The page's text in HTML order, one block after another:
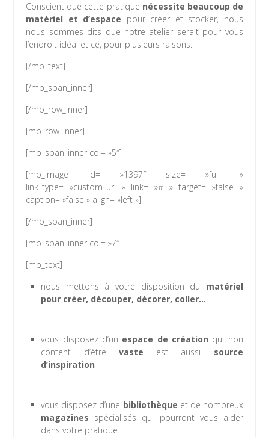
Conscient que cette pratique nécessite beaucoup de
matériel et d’espace pour créer et stocker, nous
nous sommes dits que notre atelier serait pour vous
l’endroit idéal et ce, pour plusieurs raisons:
[/mp_text]
[/mp_span_inner]
[/mp_row_inner]
[mp_row_inner]
[mp_span_inner col= »5″]
[mp_image id= »1397″ size= »full »
link_type= »custom_url » link= »# » target= »false »
caption= »false » align= »left »]
[/mp_span_inner]
[mp_span_inner col= »7″]
[mp_text]
nous mettons à votre disposition du matériel
pour créer, découper, décorer, coller…
vous disposez d’un espace de création qui non
content d’être vaste est aussi source
d’inspiration
vous disposez d’une bibliothèque et de nombreux
magazines spécialisés qui pourront vous aider
dans votre pratique